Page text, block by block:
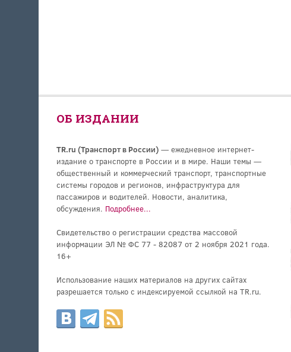
ОБ ИЗДАНИИ
TR.ru (Транспорт в России)— ежедневное интернет-
издание о транспорте в России и в мире. Наши темы —
общественный и коммерческий транспорт, транспортные
системы городов и регионов, инфраструктура для
пассажиров и водителей. Новости, аналитика,
обсуждения. Подробнее...
Свидетельство о регистрации средства массовой
информации ЭЛ № ФС 77 - 82087 от 2 ноября 2021 года.
16+
Использование наших материалов на других сайтах
разрешается только с индексируемой ссылкой на TR.ru.